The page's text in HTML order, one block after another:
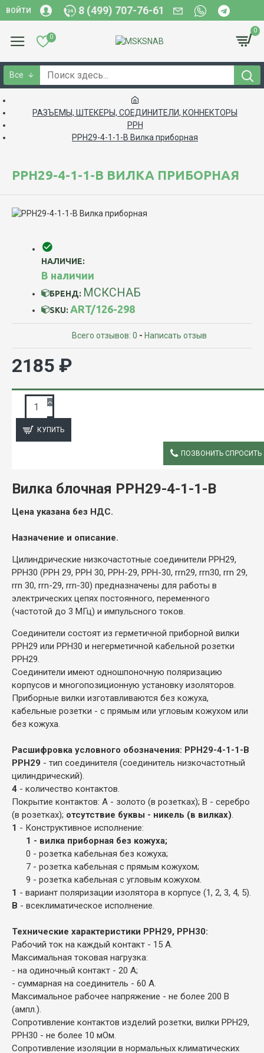
ВОЙТИ 8 (499) 707-76-61
0
0
Все
РАЗЪЕМЫ, ШТЕКЕРЫ, СОЕДИНИТЕЛИ, КОННЕКТОРЫ
РРН
РРН29-4-1-1-В Вилка приборная
РРН29-4-1-1-В ВИЛКА ПРИБОРНАЯ
НАЛИЧИЕ:
В наличии
БРЕНД: МСКСНАБ
SKU: ART/126-298
Всего отзывов: 0 - Написать отзыв
2185 ₽
КУПИТЬ
ПОЗВОНИТЬ СПРОСИТЬ
Вилка блочная РРН29-4-1-1-В
Цена указана без НДС.
Назначение и описание.
Цилиндрические низкочастотные соединители РРН29,
РРН30 (РРН 29, РРН 30, РРН-29, РРН-30, rrn29, rrn30, rrn 29,
rrn 30, rrn-29, rrn-30) предназначены для работы в
электрических цепях постоянного, переменного
(частотой до 3 МГц) и импульсного токов.
Соединители состоят из герметичной приборной вилки
РРН29 или РРН30 и негерметичной кабельной розетки
РРН29.
Соединители имеют одношпоночную поляризацию
корпусов и многопозиционную установку изоляторов.
Приборные вилки изготавливаются без кожуха,
кабельные розетки - с прямым или угловым кожухом или
без кожуха.
Расшифровка условного обозначения: РРН29-4-1-1-В
РРН29 - тип соединителя (соединитель низкочастотный
цилиндрический).
4 - количество контактов.
Покрытие контактов: А - золото (в розетках); В - серебро
(в розетках); отсутствие буквы - никель (в вилках).
1 - Конструктивное исполнение:
1 - вилка приборная без кожуха;
0 - розетка кабельная без кожуха;
7 - розетка кабельная с прямым кожухом;
9 - розетка кабельная с угловым кожухом.
1 - вариант поляризации изолятора в корпусе (1, 2, 3, 4, 5).
В - всеклиматическое исполнение.
Технические характеристики РРН29, РРН30:
Рабочий ток на каждый контакт - 15 А.
Максимальная токовая нагрузка:
- на одиночный контакт - 20 А;
- суммарная на соединитель - 60 А.
Максимальное рабочее напряжение - не более 200 В
(ампл.).
Сопротивление контактов изделий розетки, вилки РРН29,
РРН30 - не более 10 мОм.
Сопротивление изоляции в нормальных климатических